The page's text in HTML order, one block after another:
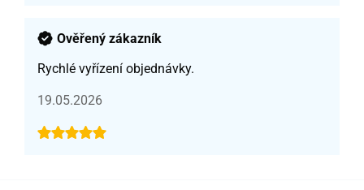
Ověřený zákazník
Rychlé vyřízení objednávky.
19.05.2026